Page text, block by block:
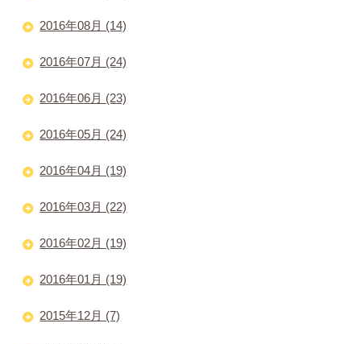
2016年08月 (14)
2016年07月 (24)
2016年06月 (23)
2016年05月 (24)
2016年04月 (19)
2016年03月 (22)
2016年02月 (19)
2016年01月 (19)
2015年12月 (7)